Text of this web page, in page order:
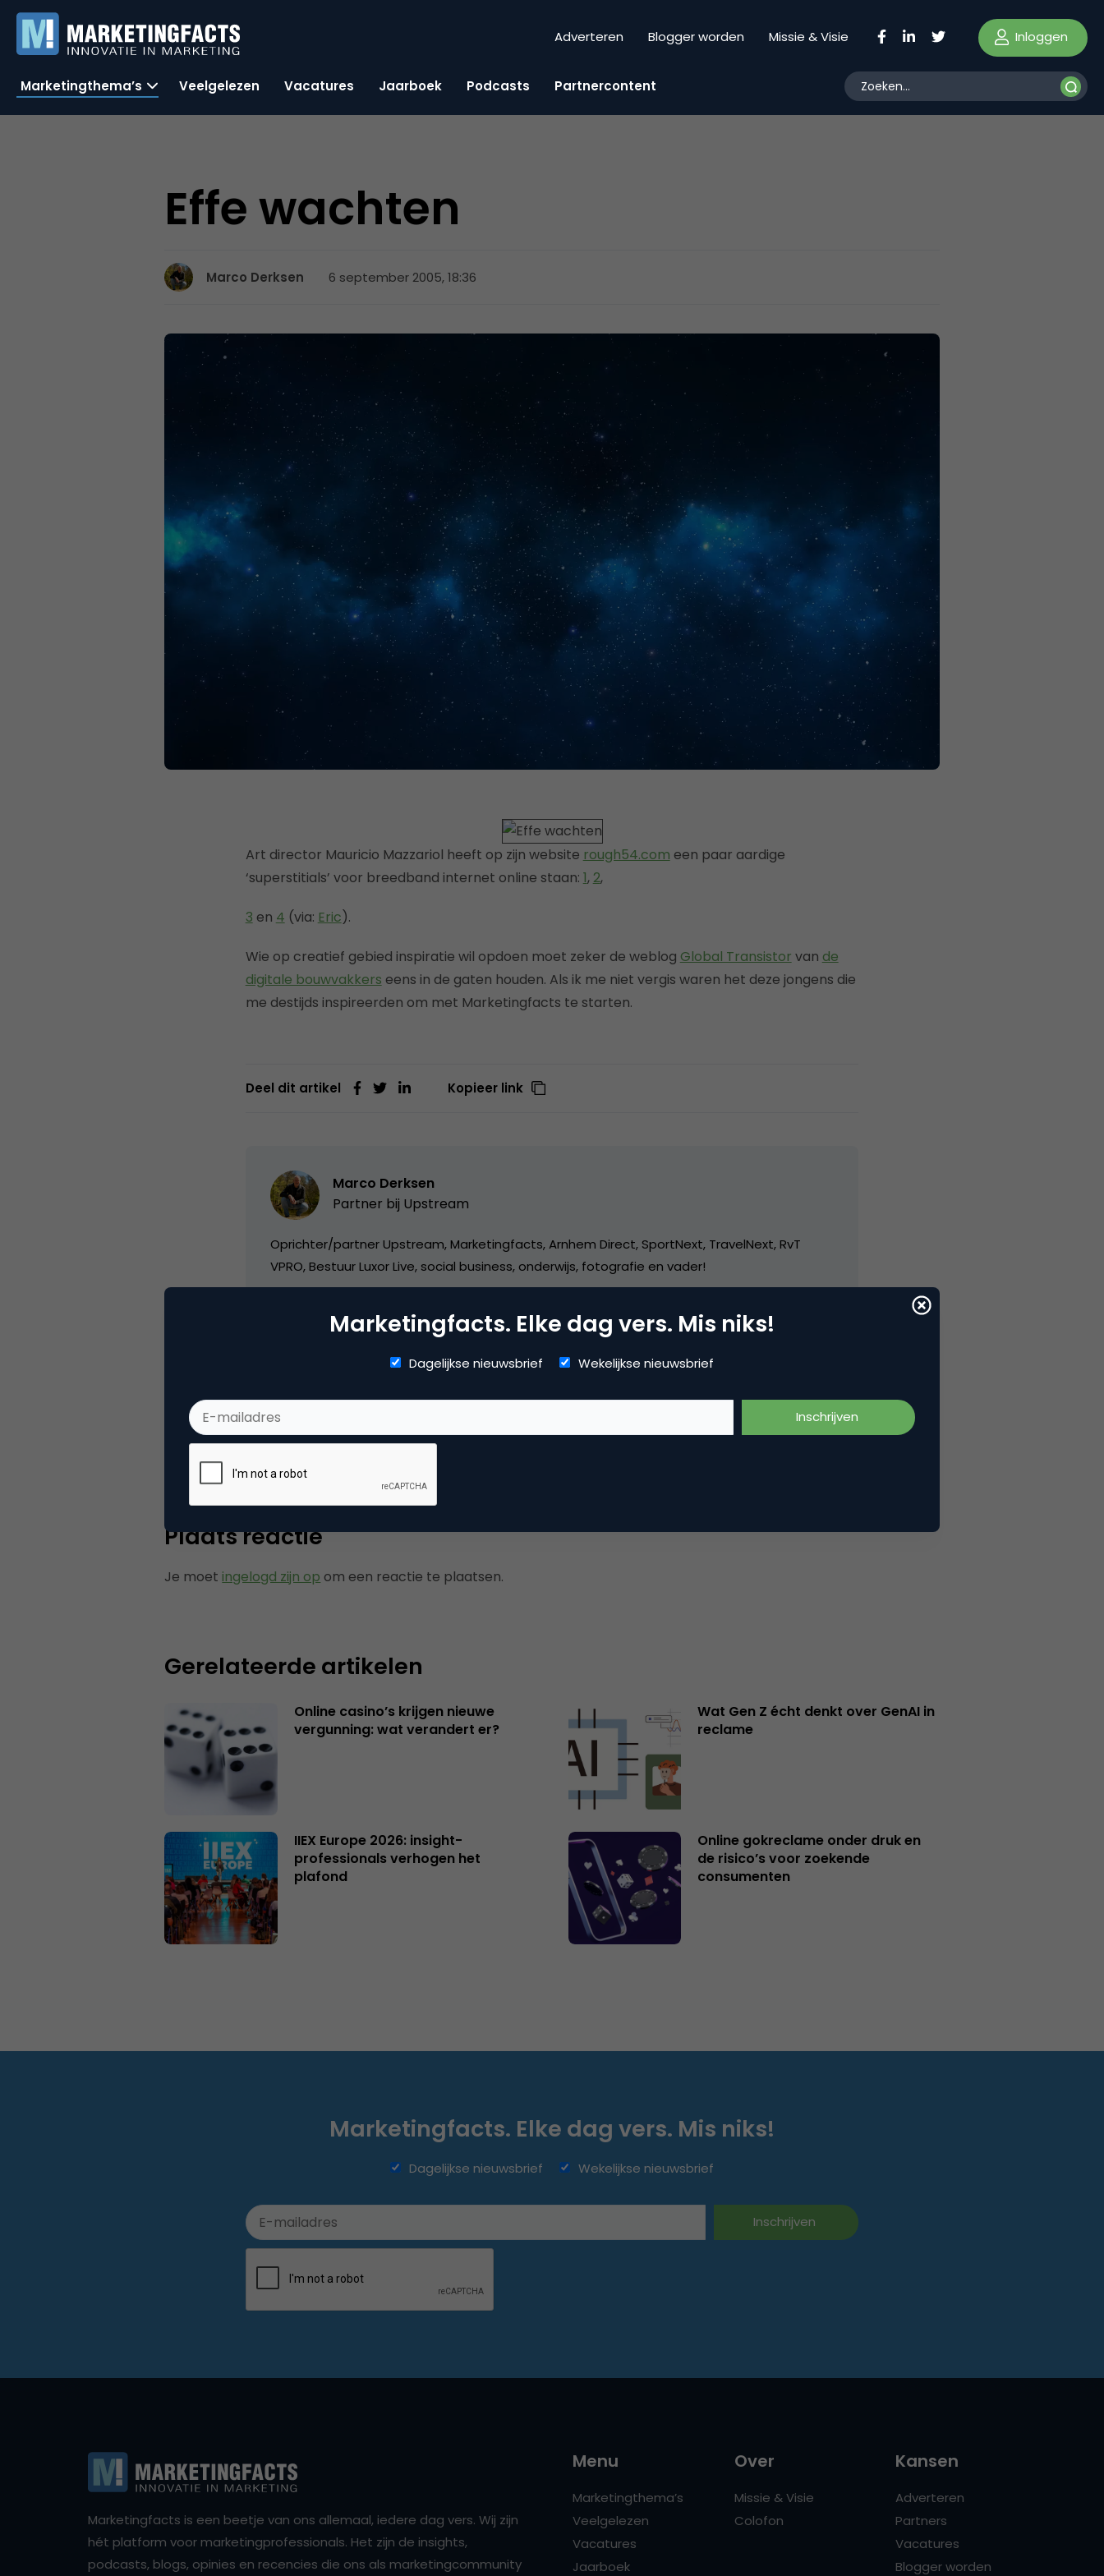
Adverteren Blogger worden Missie & Visie Inloggen
Marketingthema’s Veelgelezen Vacatures Jaarboek Podcasts Partnercontent
Effe wachten
Marco Derksen 6 september 2005, 18:36
Art director Mauricio Mazzariol heeft op zijn website rough54.com een paar aardige
‘superstitials’ voor breedband internet online staan: 1, 2,
3 en 4 (via: Eric).
Wie op creatief gebied inspiratie wil opdoen moet zeker de weblog Global Transistor van de
digitale bouwvakkers eens in de gaten houden. Als ik me niet vergis waren het deze jongens die
me destijds inspireerden om met Marketingfacts te starten.
Deel dit artikel Kopieer link
Marco Derksen
Partner bij Upstream
Oprichter/partner Upstream, Marketingfacts, Arnhem Direct, SportNext, TravelNext, RvT
VPRO, Bestuur Luxor Live, social business, onderwijs, fotografie en vader!
Categorie Advertising
online advertising
Plaats reactie
Je moet ingelogd zijn op om een reactie te plaatsen.
Gerelateerde artikelen
Online casino’s krijgen nieuwe
vergunning: wat verandert er?
Wat Gen Z écht denkt over GenAI in
reclame
IIEX Europe 2026: insight-
professionals verhogen het
plafond
Online gokreclame onder druk en
de risico’s voor zoekende
consumenten
Marketingfacts. Elke dag vers. Mis niks!
Dagelijkse nieuwsbrief Wekelijkse nieuwsbrief
Marketingfacts. Elke dag vers. Mis niks!
Dagelijkse nieuwsbrief Wekelijkse nieuwsbrief
Marketingfacts is een beetje van ons allemaal, iedere dag vers. Wij zijn
hét platform voor marketingprofessionals. Het zijn de insights,
podcasts, blogs, opinies en recencies die ons als marketingcommunity
Menu
Marketingthema’s
Veelgelezen
Vacatures
Jaarboek
Over
Missie & Visie
Colofon
Kansen
Adverteren
Partners
Vacatures
Blogger worden